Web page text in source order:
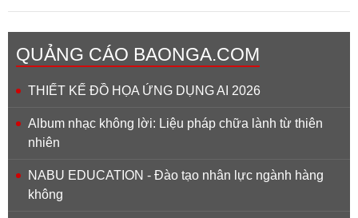
QUẢNG CÁO BAONGA.COM
THIẾT KẾ ĐỒ HỌA ỨNG DỤNG AI 2026
Album nhạc không lời: Liệu pháp chữa lành từ thiên
nhiên
NABU EDUCATION - Đào tạo nhân lực ngành hàng
không